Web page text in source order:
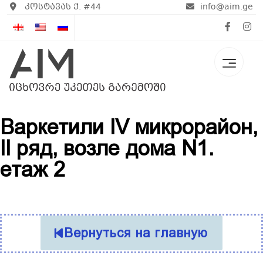
კოსტავას ქ. #44 info@aim.ge
Варкетили IV микрорайон,
II ряд, возле дома N1.
етаж 2
Вернуться на главную